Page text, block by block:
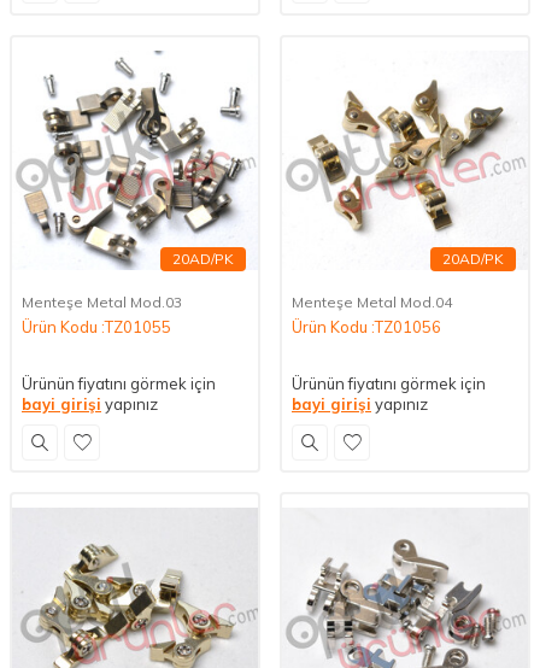
20AD/PK
Menteşe Metal Mod.03
Ürün Kodu :TZ01055
Ürünün fiyatını görmek için
bayi girişi yapınız
20AD/PK
Menteşe Metal Mod.04
Ürün Kodu :TZ01056
Ürünün fiyatını görmek için
bayi girişi yapınız